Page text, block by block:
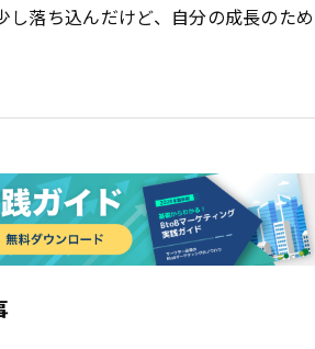
し落ち込んだけど、自分の成長のため